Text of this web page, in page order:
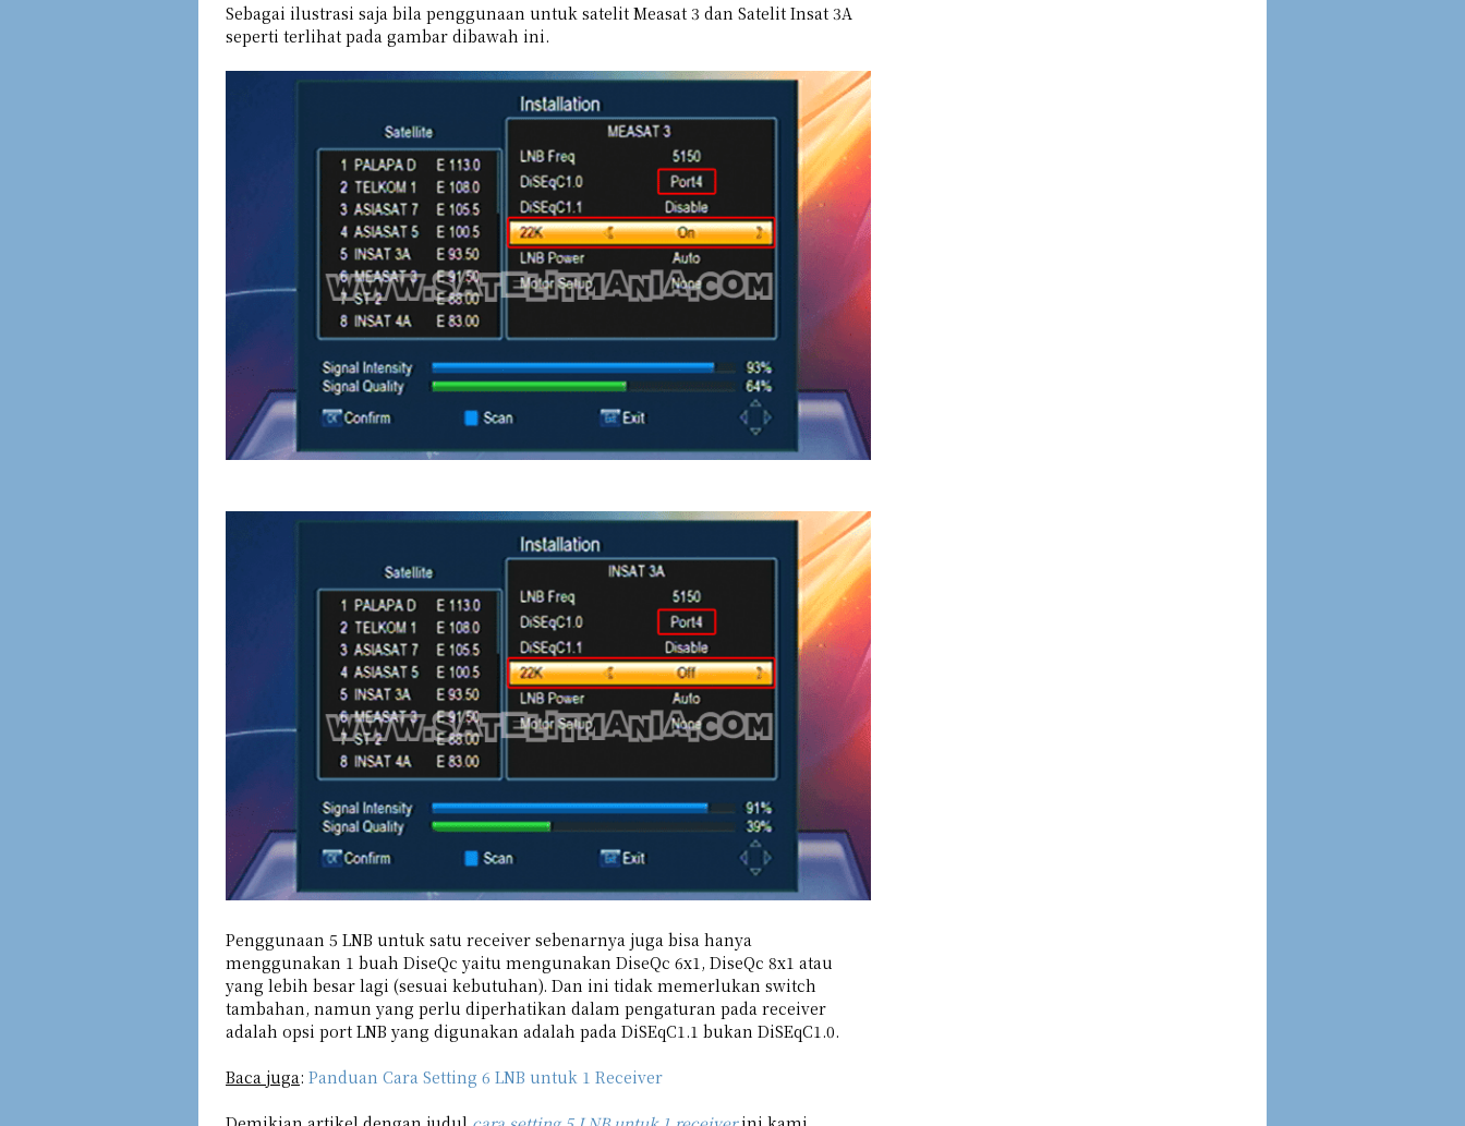
Sebagai ilustrasi saja bila penggunaan untuk satelit Measat 3 dan Satelit Insat 3A
seperti terlihat pada gambar dibawah ini.
Penggunaan 5 LNB untuk satu receiver sebenarnya juga bisa hanya
menggunakan 1 buah DiseQc yaitu mengunakan DiseQc 6x1, DiseQc 8x1 atau
yang lebih besar lagi (sesuai kebutuhan). Dan ini tidak memerlukan switch
tambahan, namun yang perlu diperhatikan dalam pengaturan pada receiver
adalah opsi port LNB yang digunakan adalah pada DiSEqC1.1 bukan DiSEqC1.0.
Baca juga: Panduan Cara Setting 6 LNB untuk 1 Receiver